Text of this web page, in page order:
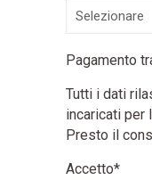
Pagamento
Tutti i dati
incaricati per
Presto il
Accetto*